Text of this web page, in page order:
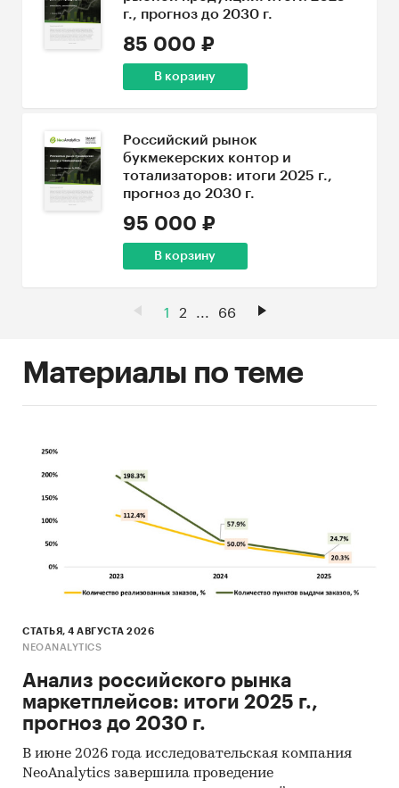
г., прогноз до 2030 г.
85 000 ₽
В корзину
Российский рынок
букмекерских контор и
тотализаторов: итоги 2025 г.,
прогноз до 2030 г.
95 000 ₽
В корзину
1 2 ... 66
Материалы по теме
СТАТЬЯ, 4 АВГУСТА 2026
NEOANALYTICS
Анализ российского рынка
маркетплейсов: итоги 2025 г.,
прогноз до 2030 г.
В июне 2026 года исследовательская компания
NeoAnalytics завершила проведение